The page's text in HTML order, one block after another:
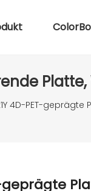
ColorBo
4D-PET-
geprägte